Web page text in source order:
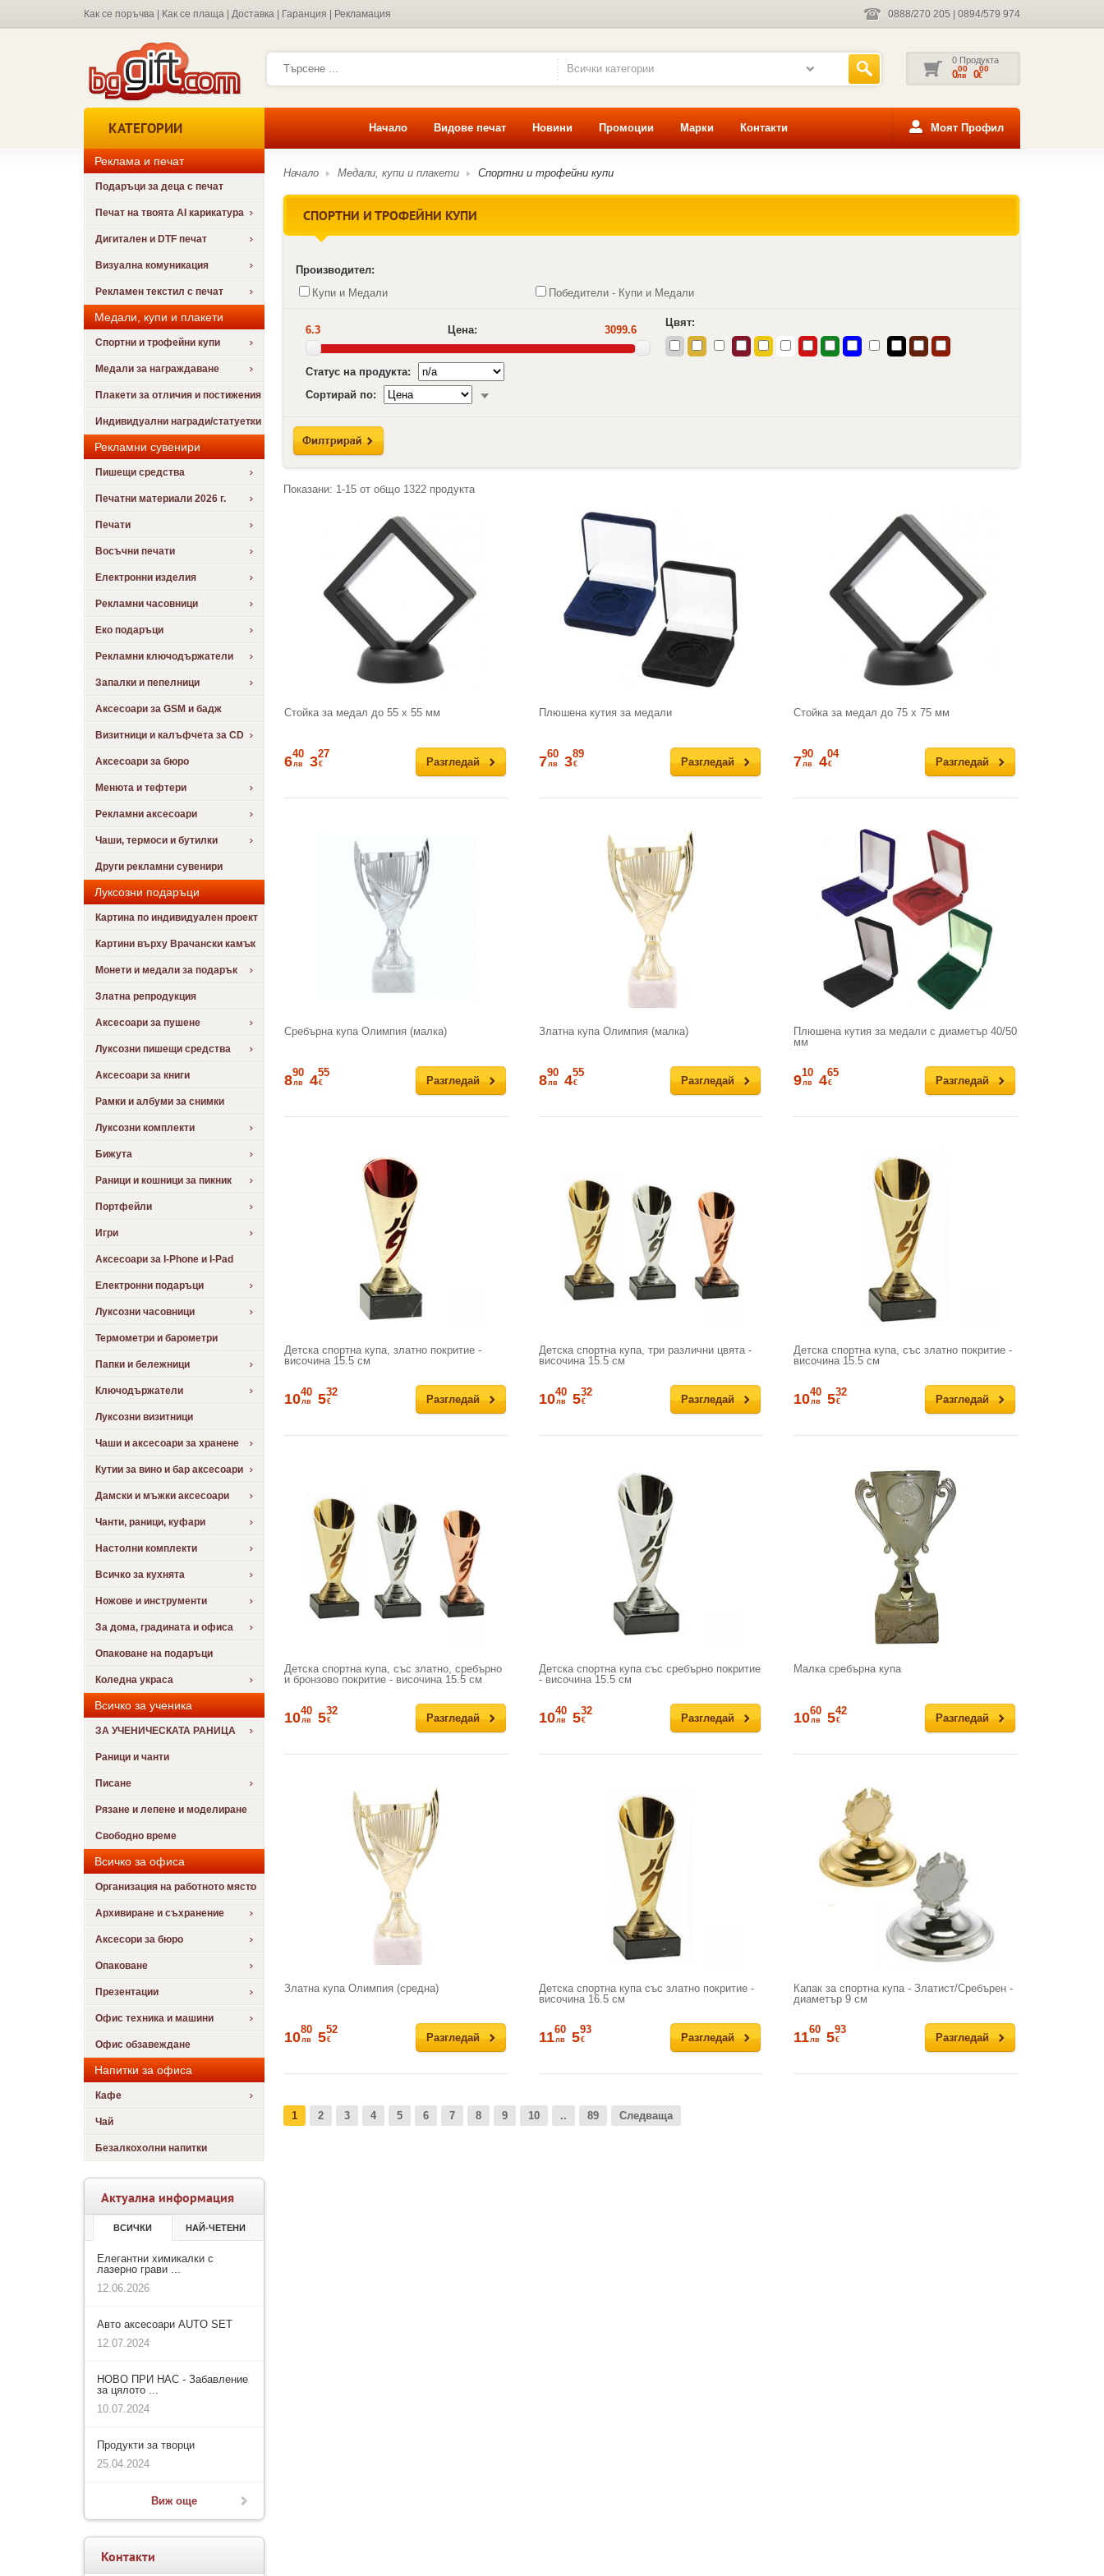
0888/270 205 0894/579 974
Как се поръчва Как се плаща Доставка Гаранция Рекламация
Всички категории
0 Продукта
000
лв 000
€
КАТЕГОРИИ Начало Видове печат Новини Промоции Марки Контакти Моят Профил
Реклама и печат
Подаръци за деца с печат
Печат на твоята AI карикатура
Дигитален и DTF печат
Визуална комуникация
Рекламен текстил с печат
Медали, купи и плакети
Спортни и трофейни купи
Медали за награждаване
Плакети за отличия и постижения
Индивидуални награди/статуетки
Рекламни сувенири
Пишещи средства
Печатни материали 2026 г.
Печати
Восъчни печати
Електронни изделия
Рекламни часовници
Еко подаръци
Рекламни ключодържатели
Запалки и пепелници
Аксесоари за GSM и бадж
Визитници и калъфчета за CD
Аксесоари за бюро
Менюта и тефтери
Рекламни аксесоари
Чаши, термоси и бутилки
Други рекламни сувенири
Луксозни подаръци
Картина по индивидуален проект
Картини върху Врачански камък
Монети и медали за подарък
Златна репродукция
Аксесоари за пушене
Луксозни пишещи средства
Аксесоари за книги
Рамки и албуми за снимки
Луксозни комплекти
Бижута
Раници и кошници за пикник
Портфейли
Игри
Аксесоари за I-Phone и I-Pad
Електронни подаръци
Луксозни часовници
Термометри и барометри
Папки и бележници
Ключодържатели
Луксозни визитници
Чаши и аксесоари за хранене
Кутии за вино и бар аксесоари
Дамски и мъжки аксесоари
Чанти, раници, куфари
Настолни комплекти
Всичко за кухнята
Ножове и инструменти
За дома, градината и офиса
Опаковане на подаръци
Коледна украса
Всичко за ученика
ЗА УЧЕНИЧЕСКАТА РАНИЦА
Раници и чанти
Писане
Рязане и лепене и моделиране
Свободно време
Всичко за офиса
Организация на работното място
Архивиране и съхранение
Аксесори за бюро
Опаковане
Презентации
Офис техника и машини
Офис обзавеждане
Напитки за офиса
Кафе
Чай
Безалкохолни напитки
Актуална информация
ВСИЧКИ НАЙ-ЧЕТЕНИ
Елегантни химикалки с
лазерно грави ...
12.06.2026
Авто аксесоари AUTO SET
12.07.2024
НОВО ПРИ НАС - Забавление
за цялото ...
10.07.2024
Продукти за творци
25.04.2024
Виж още
Контакти
Начало Медали, купи и плакети Спортни и трофейни купи
СПОРТНИ И ТРОФЕЙНИ КУПИ
Производител:
Купи и Медали
Победители - Купи и Медали
6.3 Цена: 3099.6
Статус на продукта:
Сортирай по:
Цвят:
Показани: 1-15от общо 1322продукта
Стойка за медал до 55 х 55 мм
Разгледай
640
лв 327
€
Плюшена кутия за медали
Разгледай
760
лв 389
€
Стойка за медал до 75 х 75 мм
Разгледай
790
лв 404
€
Сребърна купа Олимпия (малка)
Разгледай
890
лв 455
€
Златна купа Олимпия (малка)
Разгледай
890
лв 455
€
Плюшена кутия за медали с диаметър 40/50
мм
Разгледай
910
лв 465
€
Детска спортна купа, златно покритие -
височина 15.5 см
Разгледай
1040
лв 532
€
Детска спортна купа, три различни цвята -
височина 15.5 см
Разгледай
1040
лв 532
€
Детска спортна купа, със златно покритие -
височина 15.5 см
Разгледай
1040
лв 532
€
Детска спортна купа, със златно, сребърно
и бронзово покритие - височина 15.5 см
Разгледай
1040
лв 532
€
Детска спортна купа със сребърно покритие
- височина 15.5 см
Разгледай
1040
лв 532
€
Малка сребърна купа
Разгледай
1060
лв 542
€
Златна купа Олимпия (средна)
Разгледай
1080
лв 552
€
Детска спортна купа със златно покритие -
височина 16.5 см
Разгледай
1160
лв 593
€
Капак за спортна купа - Златист/Сребърен -
диаметър 9 см
Разгледай
1160
лв 593
€
1 2 3 4 5 6 7 8 9 10 .. 89 Следваща